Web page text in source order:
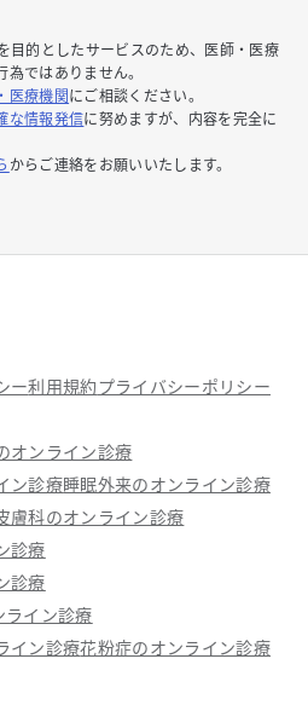
目的としたサービスのため、医師・医療
ではありません。
医療機関 にご相談ください。
な情報発信に努めますが、内容を完全に
からご連絡をお願いいたします。
ー利用規約プライバシーポリシー
オンライン診療
ン診療睡眠外来のオンライン診療
膚科のオンライン診療
診療
診療
ライン診療
イン診療花粉症のオンライン診療